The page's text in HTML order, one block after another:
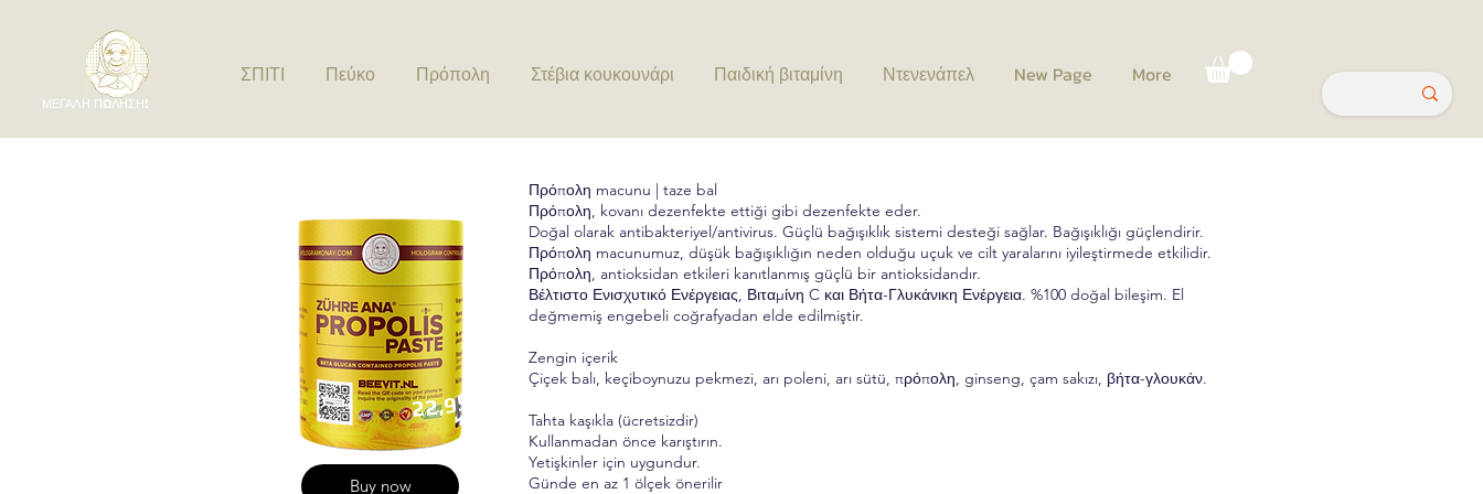
ΜΕΓΑΛΗ ΠΩΛΗΣΗ!
ΣΠΙΤΙ Πεύκο Πρόπολη Στέβια κουκουνάρι Παιδική βιταμίνη Ντενενάπελ New Page More
22,95
Buy now
Πρόπολη macunu | taze bal
Πρόπολη, kovanı dezenfekte ettiği gibi dezenfekte eder.
Doğal olarak antibakteriyel/antivirus. Güçlü bağışıklık sistemi desteği sağlar. Bağışıklığı güçlendirir.
Πρόπολη macunumuz, düşük bağışıklığın neden olduğu uçuk ve cilt yaralarını iyileştirmede etkilidir.
Πρόπολη, antioksidan etkileri kanıtlanmış güçlü bir antioksidandır.
Βέλτιστο Ενισχυτικό Ενέργειας, Βιταμίνη C και Βήτα-Γλυκάνικη Ενέργεια. %100 doğal bileşim. El
değmemiş engebeli coğrafyadan elde edilmiştir.
Zengin içerik
Çiçek balı, keçiboynuzu pekmezi, arı poleni, arı sütü, πρόπολη, ginseng, çam sakızı, βήτα-γλουκάν.
Tahta kaşıkla (ücretsizdir)
Kullanmadan önce karıştırın.
Yetişkinler için uygundur.
Günde en az 1 ölçek önerilir